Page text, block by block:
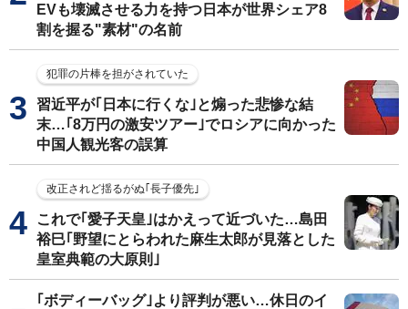
EVも壊滅させる力を持つ日本が世界シェア8
割を握る"素材"の名前
犯罪の片棒を担がされていた
習近平が｢日本に行くな｣と煽った悲惨な結
末…｢8万円の激安ツアー｣でロシアに向かった
中国人観光客の誤算
改正されど揺るがぬ｢長子優先｣
これで｢愛子天皇｣はかえって近づいた…島田
裕巳｢野望にとらわれた麻生太郎が見落とした
皇室典範の大原則｣
｢ボディーバッグ｣より評判が悪い…休日のイ